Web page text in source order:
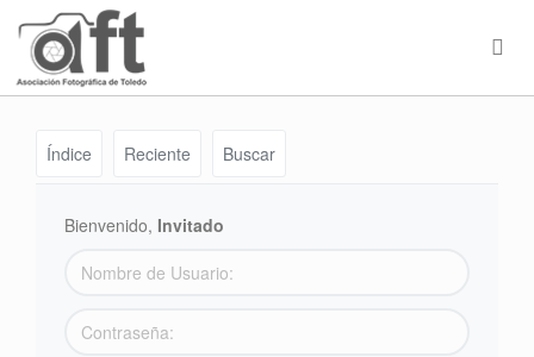
Índice Reciente Buscar
Bienvenido, Invitado